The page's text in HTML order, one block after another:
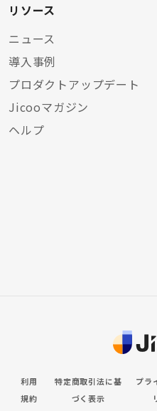
リソース
ニュース
導入事例
プロダクトアップデート
Jicooマガジン
ヘルプ
利用
規約
特定商取引法に基
づく表示
プラ